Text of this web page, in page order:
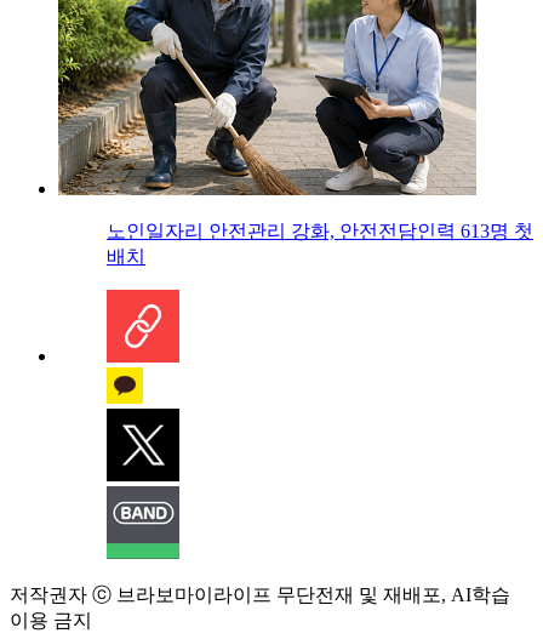
노인일자리 안전관리 강화, 안전전담인력 613명 첫
배치
저작권자 ⓒ 브라보마이라이프 무단전재 및 재배포, AI학습
이용 금지